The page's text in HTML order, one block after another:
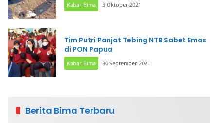
Kabar Bima 3 Oktober 2021
Tim Putri Panjat Tebing NTB Sabet Emas
di PON Papua
Kabar Bima 30 September 2021
Berita Bima Terbaru